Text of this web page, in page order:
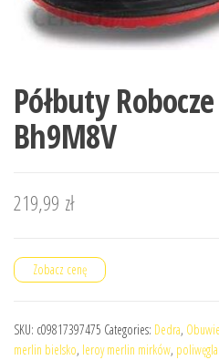
Półbuty
Bh9M8V
219,99 zł
Zobacz cenę
SKU: c09817397475 Categories: Dedra,
merlin bielsko, leroy merlin mirków,